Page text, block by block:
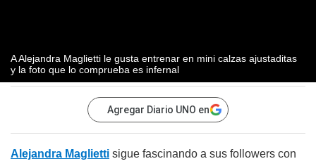
A Alejandra Maglietti le gusta entrenar en mini calzas ajustaditas
y la foto que lo comprueba es infernal
Agregar Diario UNO en
Alejandra Maglietti sigue fascinando a sus followers con